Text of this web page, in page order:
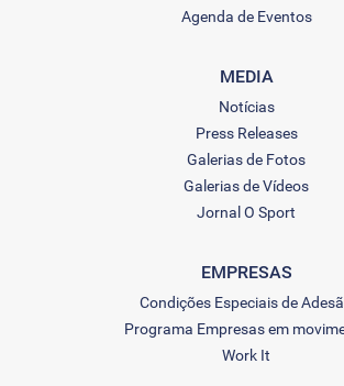
Agenda de Eventos
MEDIA
Notícias
Press Releases
Galerias de Fotos
Galerias de Vídeos
Jornal O Sport
EMPRESAS
Condições Especiais de
Programa Empresas em
Work It